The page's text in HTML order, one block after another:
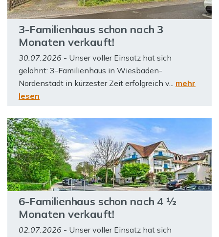
3-Familienhaus schon nach 3
Monaten verkauft!
30.07.2026 - Unser voller Einsatz hat sich
gelohnt: 3-Familienhaus in Wiesbaden-
Nordenstadt in kürzester Zeit erfolgreich v... mehr
lesen
6-Familienhaus schon nach 4 ½
Monaten verkauft!
02.07.2026 - Unser voller Einsatz hat sich